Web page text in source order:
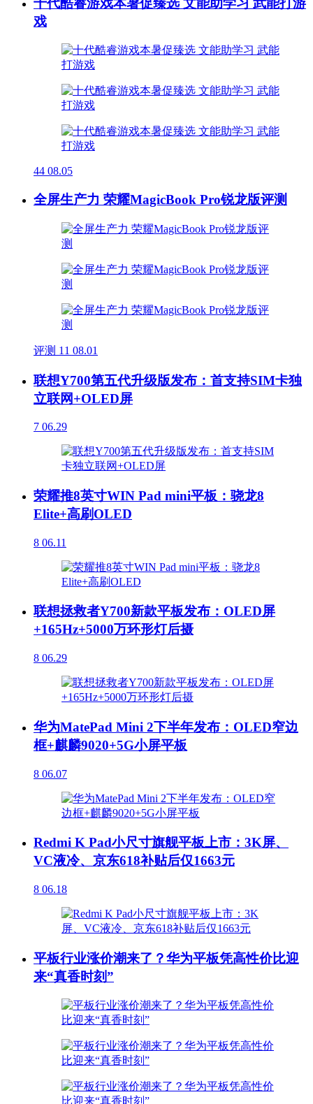
戏
44 08.05
全屏生产力 荣耀MagicBook Pro锐龙版评测
评测 11 08.01
联想Y700第五代升级版发布：首支持SIM卡独
立联网+OLED屏
7 06.29
荣耀推8英寸WIN Pad mini平板：骁龙8
Elite+高刷OLED
8 06.11
联想拯救者Y700新款平板发布：OLED屏
+165Hz+5000万环形灯后摄
8 06.29
华为MatePad Mini 2下半年发布：OLED窄边
框+麒麟9020+5G小屏平板
8 06.07
Redmi K Pad小尺寸旗舰平板上市：3K屏、
VC液冷、京东618补贴后仅1663元
8 06.18
平板行业涨价潮来了？华为平板凭高性价比迎
来“真香时刻”